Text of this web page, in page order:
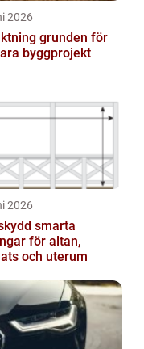
2026
grunden för
byggprojekt
2026
smarta
för altan,
och uterum